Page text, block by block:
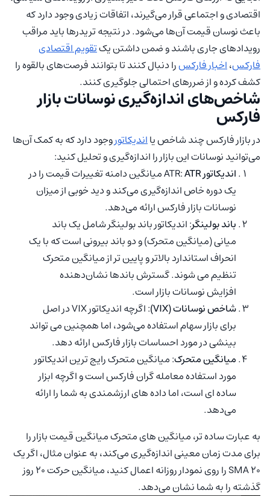
اقتصادی و اجتماعی قرار می‌گیرند، اتفاقات زیادی وجود دارد که
باعث نوسان قیمت آن‌ها می‌شود. در نتیجه تریدرها باید مراقب
رویدادهای جاری باشند و ضمن داشتن یکتقویم اقتصادی
فارکس،اخبار فارکسرا دنبال کنند تا بتوانند فرصت‌های بالقوه را
کشف کرده و از ضررهای احتمالی جلوگیری کنند.
شاخص‌های اندازه‌گیری نوسانات بازار
فارکس
در بازار فارکس چند شاخص یااندیکاتوروجود دارد که به کمک آن‌ها
می‌توانید نوسانات این بازار را اندازه‌گیری و تحلیل کنید:
اندیکاتور
ATR:ATR
میانگین دامنه تغییرات قیمت را در
یک دوره خاص اندازه‌گیری می‌کند و دید خوبی از میزان
نوسانات بازار فارکس ارائه می‌دهد.
باند بولینگر: اندیکاتور باند بولینگر شامل یک باند
میانی (میانگین متحرک) و دو باند بیرونی است که با یک
انحراف استاندارد بالاتر و پایین تر از میانگین متحرک
تنظیم می شوند. گسترش باندها نشان‌دهنده
افزایش نوسانات بازار است.
شاخص نوسانات (VIX)
: اگرچه اندیکاتور VIX در اصل
برای بازار سهام استفاده می‌شود، اما همچنین می تواند
بینشی در مورد احساسات بازار فارکس ارائه دهد.
میانگین متحرک: میانگین متحرک رایج ترین اندیکاتور
مورد استفاده معامله گران فارکس است و اگرچه ابزار
ساده ای است، اما داده های ارزشمندی به شما را ارائه
می‌دهد.
به عبارت ساده تر، میانگین های متحرک میانگین قیمت بازار را
برای مدت زمان معینی اندازه‌گیری می‌کند، به عنوان مثال، اگر یک
SMA 20 را روی نمودار روزانه اعمال کنید، میانگین حرکت ۲۰ روز
گذشته را به شما نشان می‌دهد.